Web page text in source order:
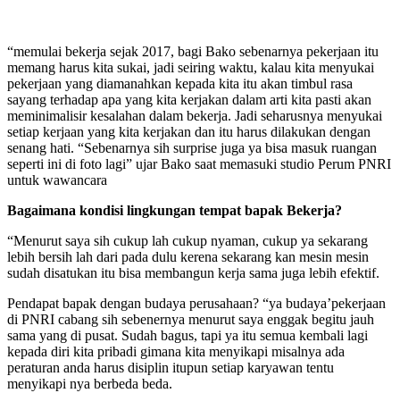
“memulai bekerja sejak 2017, bagi Bako sebenarnya pekerjaan itu
memang harus kita sukai, jadi seiring waktu, kalau kita menyukai
pekerjaan yang diamanahkan kepada kita itu akan timbul rasa
sayang terhadap apa yang kita kerjakan dalam arti kita pasti akan
meminimalisir kesalahan dalam bekerja. Jadi seharusnya menyukai
setiap kerjaan yang kita kerjakan dan itu harus dilakukan dengan
senang hati. “Sebenarnya sih surprise juga ya bisa masuk ruangan
seperti ini di foto lagi” ujar Bako saat memasuki studio Perum PNRI
untuk wawancara
Bagaimana kondisi lingkungan tempat bapak Bekerja?
“Menurut saya sih cukup lah cukup nyaman, cukup ya sekarang
lebih bersih lah dari pada dulu kerena sekarang kan mesin mesin
sudah disatukan itu bisa membangun kerja sama juga lebih efektif.
Pendapat bapak dengan budaya perusahaan? “ya budaya’pekerjaan
di PNRI cabang sih sebenernya menurut saya enggak begitu jauh
sama yang di pusat. Sudah bagus, tapi ya itu semua kembali lagi
kepada diri kita pribadi gimana kita menyikapi misalnya ada
peraturan anda harus disiplin itupun setiap karyawan tentu
menyikapi nya berbeda beda.